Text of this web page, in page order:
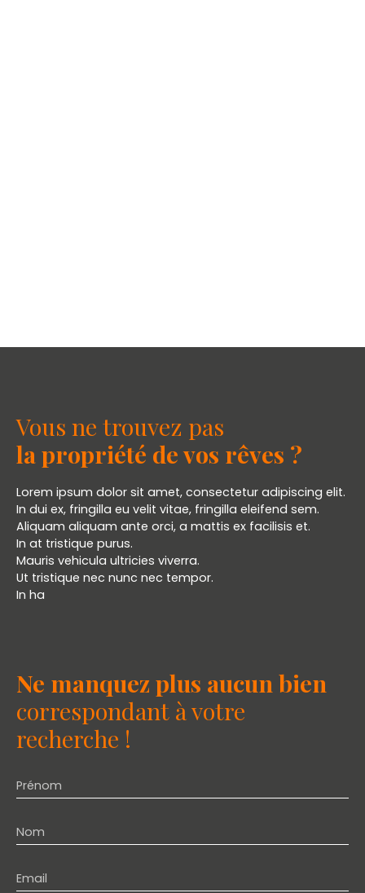
Vous ne trouvez pas
la propriété de vos rêves ?
Lorem ipsum dolor sit amet, consectetur adipiscing elit.
In dui ex, fringilla eu velit vitae, fringilla eleifend sem.
Aliquam aliquam ante orci, a mattis ex facilisis et.
In at tristique purus.
Mauris vehicula ultricies viverra.
Ut tristique nec nunc nec tempor.
In ha
Ne manquez plus aucun bien
correspondant à votre
recherche !
Prénom
Nom
Email